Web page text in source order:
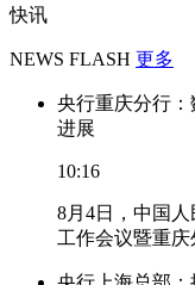
快讯
NEWS FLASH 更多
央行重庆分行
进展
10:16
8月4日，中国
工作会议暨重庆